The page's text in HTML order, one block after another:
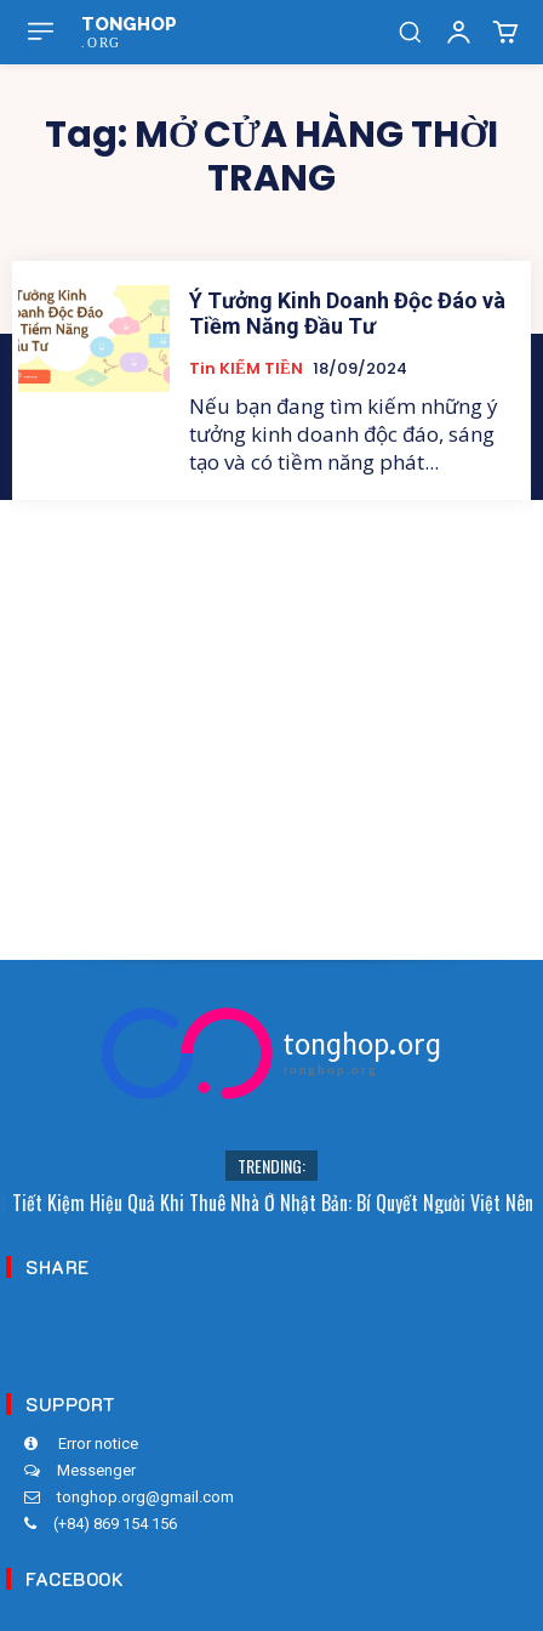
TONGHOP
.ORG
Tag: MỞ CỬA HÀNG THỜI
TRANG
Ý Tưởng Kinh Doanh Độc Đáo và
Tiềm Năng Đầu Tư
Tin KIẾM TIỀN 18/09/2024
Nếu bạn đang tìm kiếm những ý
tưởng kinh doanh độc đáo, sáng
tạo và có tiềm năng phát...
tonghop.org
tonghop.org
TRENDING:
Sao Người Nhật Không Ăn Hoa Quả Tự Trồng? Sự Thật Bất Ngờ Đằng
Tiết Kiệm Hiệu Quả Khi Thuê Nhà Ở Nhật Bản: Bí Quyết Người Việt Nên
SHARE
SUPPORT
Error notice
Messenger
tonghop.org@gmail.com
(+84) 869 154 156
FACEBOOK